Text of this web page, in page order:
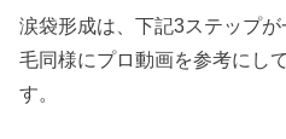
涙袋形成は、下記3ステップ
毛同様にプロ動画を参考にし
す。